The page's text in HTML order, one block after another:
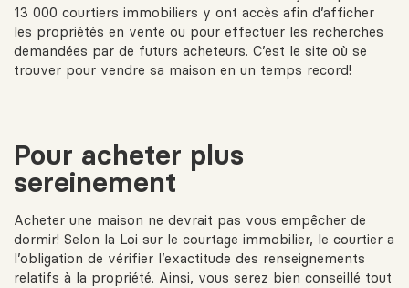
13 000 courtiers immobiliers y ont accès afin d’afficher
les propriétés en vente ou pour effectuer les recherches
demandées par de futurs acheteurs. C’est le site où se
trouver pour vendre sa maison en un temps record!
Pour acheter plus
sereinement
Acheter une maison ne devrait pas vous empêcher de
dormir! Selon la Loi sur le courtage immobilier, le courtier a
l’obligation de vérifier l’exactitude des renseignements
relatifs à la propriété. Ainsi, vous serez bien conseillé tout